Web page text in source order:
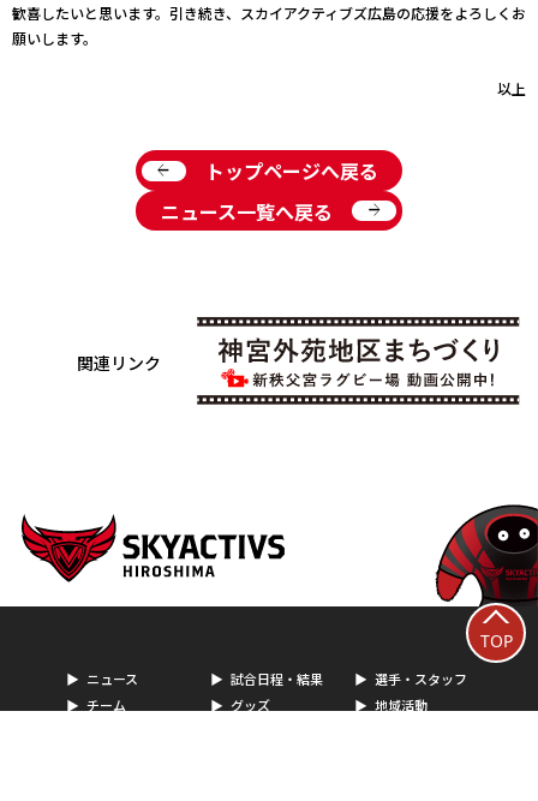
歓喜したいと思います。引き続き、スカイアクティブズ広島の応援をよろしくお
願いします。
以上
arrow_back
トップページへ戻る
ニュース一覧へ戻る
arrow_forward
関連リンク
ニュース 試合日程・結果
選手・スタッフ
チーム
グッズ
地域活動
TOP